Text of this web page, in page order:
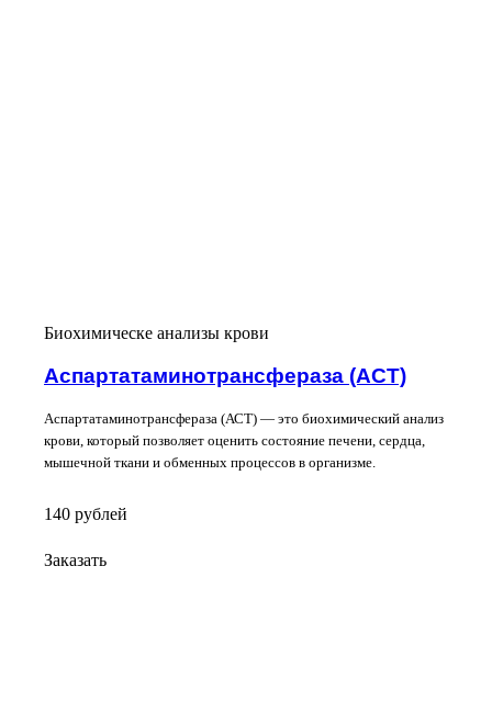
Биохимическе анализы крови
Аспартатаминотрансфераза (АСТ)
Аспартатаминотрансфераза (АСТ) — это биохимический анализ
крови, который позволяет оценить состояние печени, сердца,
мышечной ткани и обменных процессов в организме.
140 рублей
Заказать